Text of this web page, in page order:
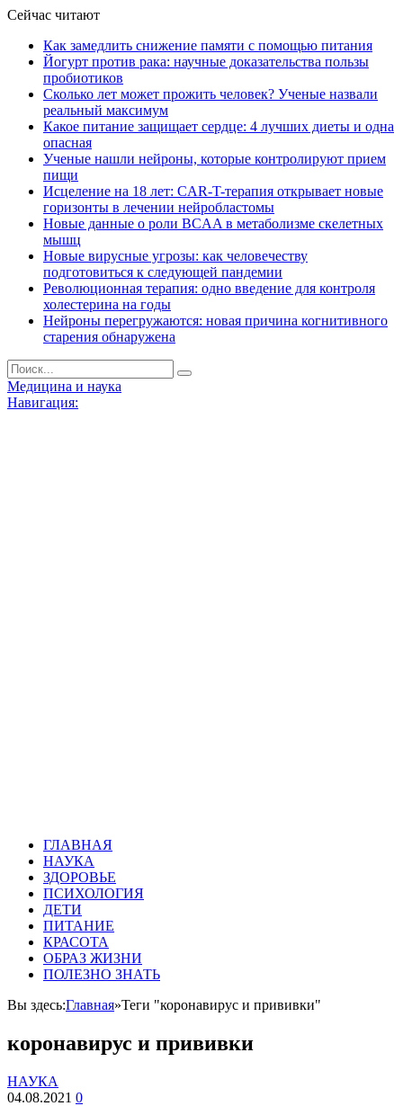
Сейчас читают
Как замедлить снижение памяти с помощью питания
Йогурт против рака: научные доказательства пользы
пробиотиков
Сколько лет может прожить человек? Ученые назвали
реальный максимум
Какое питание защищает сердце: 4 лучших диеты и одна
опасная
Ученые нашли нейроны, которые контролируют прием
пищи
Исцеление на 18 лет: CAR-T-терапия открывает новые
горизонты в лечении нейробластомы
Новые данные о роли BCAA в метаболизме скелетных
мышц
Новые вирусные угрозы: как человечеству
подготовиться к следующей пандемии
Революционная терапия: одно введение для контроля
холестерина на годы
Нейроны перегружаются: новая причина когнитивного
старения обнаружена
Медицина и наука
Навигация:
ГЛАВНАЯ
НАУКА
ЗДОРОВЬЕ
ПСИХОЛОГИЯ
ДЕТИ
ПИТАНИЕ
КРАСОТА
ОБРАЗ ЖИЗНИ
ПОЛЕЗНО ЗНАТЬ
Вы здесь:Главная»Теги "коронавирус и прививки"
коронавирус и прививки
НАУКА
04.08.2021 0